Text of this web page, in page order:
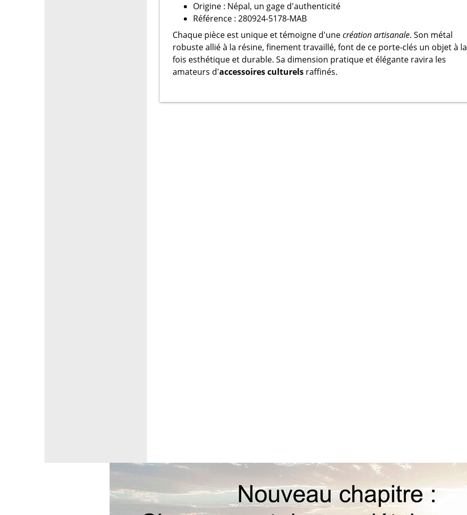
Origine : Népal, un gage d'authenticité
Référence : 280924-5178-MAB
Chaque pièce est unique et témoigne d'unecréation artisanale. Son métal
robuste allié à la résine, finement travaillé, font de ce porte-clés un objet à la
fois esthétique et durable. Sa dimension pratique et élégante ravira les
amateurs d'accessoires culturels raffinés.